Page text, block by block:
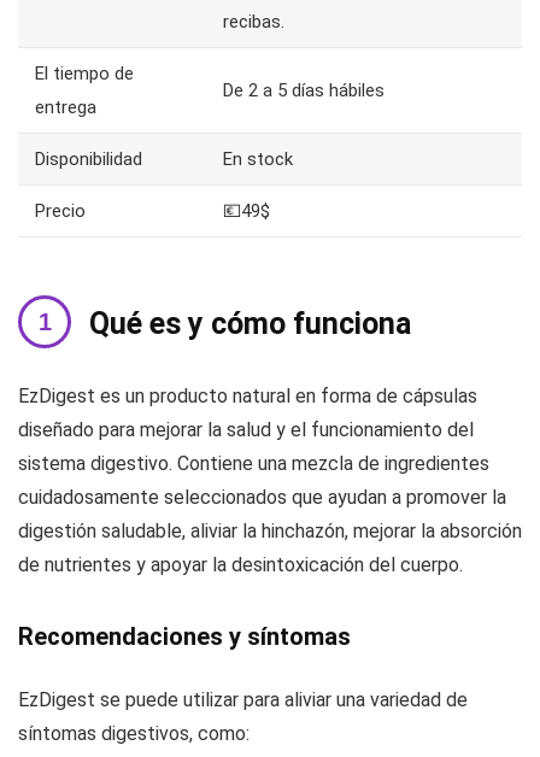
recibas.
El tiempo de
entrega
De 2 a 5 días hábiles
Disponibilidad En stock
Precio 💶49$
Qué es y cómo funciona
EzDigest es un producto natural en forma de cápsulas
diseñado para mejorar la salud y el funcionamiento del
sistema digestivo. Contiene una mezcla de ingredientes
cuidadosamente seleccionados que ayudan a promover la
digestión saludable, aliviar la hinchazón, mejorar la absorción
de nutrientes y apoyar la desintoxicación del cuerpo.
Recomendaciones y síntomas
EzDigest se puede utilizar para aliviar una variedad de
síntomas digestivos, como: